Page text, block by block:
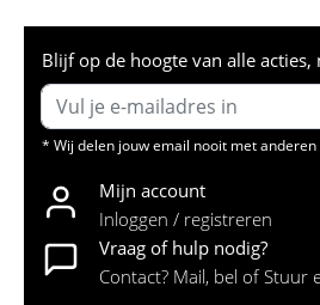
Blijf op de hoogte van alle
* Wij delen jouw email nooit met anderen
Mijn account
Inloggen / registreren
Vraag of hulp nodig?
Contact? Mail, bel of Stuur